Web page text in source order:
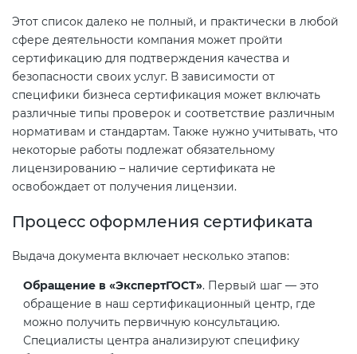
Этот список далеко не полный, и практически в любой
сфере деятельности компания может пройти
сертификацию для подтверждения качества и
безопасности своих услуг. В зависимости от
специфики бизнеса сертификация может включать
различные типы проверок и соответствие различным
нормативам и стандартам. Также нужно учитывать, что
некоторые работы подлежат обязательному
лицензированию – наличие сертификата не
освобождает от получения лицензии.
Процесс оформления сертификата
Выдача документа включает несколько этапов:
Обращение в «ЭкспертГОСТ». Первый шаг — это
обращение в наш сертификационный центр, где
можно получить первичную консультацию.
Специалисты центра анализируют специфику